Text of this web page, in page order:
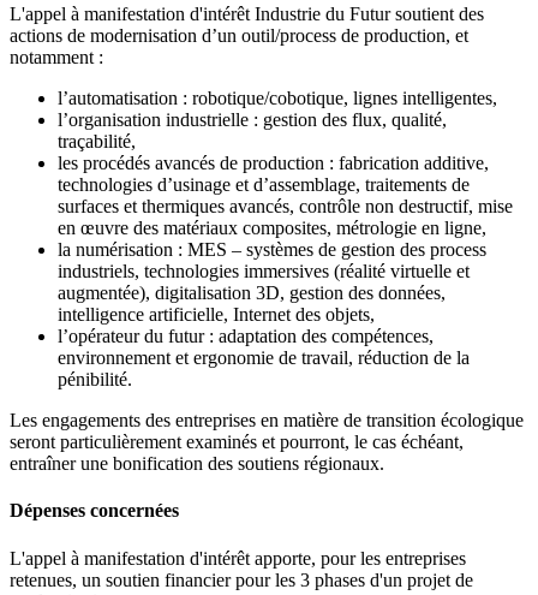
L'appel à manifestation d'intérêt Industrie du Futur soutient des
actions de modernisation d’un outil/process de production, et
notamment :
l’automatisation : robotique/cobotique, lignes intelligentes,
l’organisation industrielle : gestion des flux, qualité,
traçabilité,
les procédés avancés de production : fabrication additive,
technologies d’usinage et d’assemblage, traitements de
surfaces et thermiques avancés, contrôle non destructif, mise
en œuvre des matériaux composites, métrologie en ligne,
la numérisation : MES – systèmes de gestion des process
industriels, technologies immersives (réalité virtuelle et
augmentée), digitalisation 3D, gestion des données,
intelligence artificielle, Internet des objets,
l’opérateur du futur : adaptation des compétences,
environnement et ergonomie de travail, réduction de la
pénibilité.
Les engagements des entreprises en matière de transition écologique
seront particulièrement examinés et pourront, le cas échéant,
entraîner une bonification des soutiens régionaux.
Dépenses concernées
L'appel à manifestation d'intérêt apporte, pour les entreprises
retenues, un soutien financier pour les 3 phases d'un projet de